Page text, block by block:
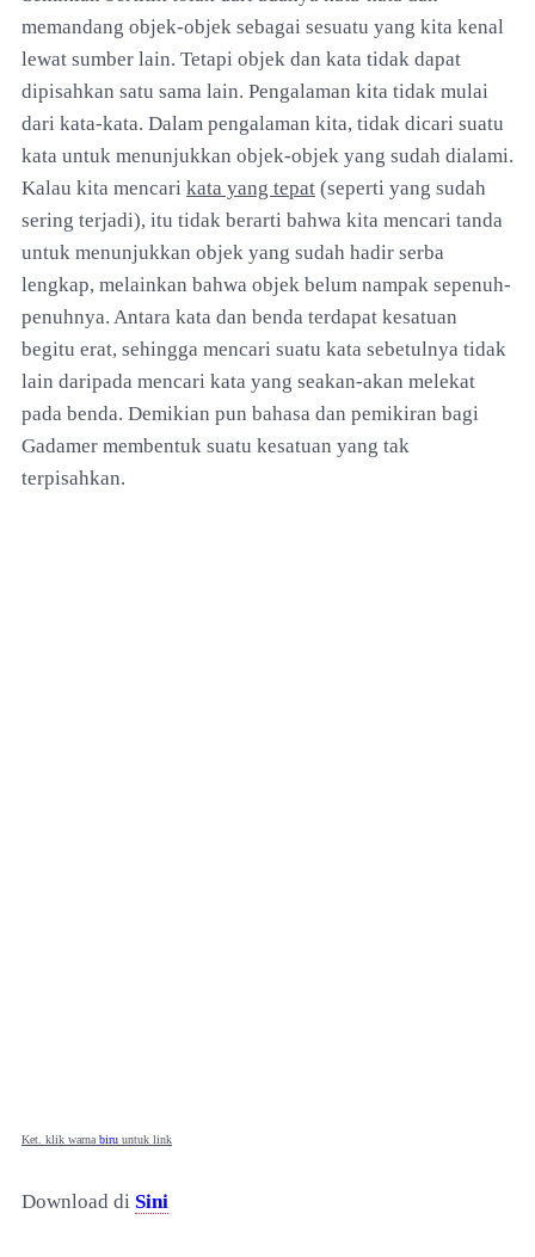
memandang objek-objek sebagai sesuatu yang kita kenal
lewat sumber lain. Tetapi objek dan kata tidak dapat
dipisahkan satu sama lain. Pengalaman kita tidak mulai
dari kata-kata. Dalam pengalaman kita, tidak dicari suatu
kata untuk menunjukkan objek-objek yang sudah dialami.
Kalau kita mencari kata yang tepat (seperti yang sudah
sering terjadi), itu tidak berarti bahwa kita mencari tanda
untuk menunjukkan objek yang sudah hadir serba
lengkap, melainkan bahwa objek belum nampak sepenuh-
penuhnya. Antara kata dan benda terdapat kesatuan
begitu erat, sehingga mencari suatu kata sebetulnya tidak
lain daripada mencari kata yang seakan-akan melekat
pada benda. Demikian pun bahasa dan pemikiran bagi
Gadamer membentuk suatu kesatuan yang tak
terpisahkan.
Ket. klik warna biru untuk link
Download di Sini